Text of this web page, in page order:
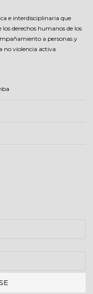
e interdisciplinaria que
derechos humanos de los
a personas y
no violencia activa